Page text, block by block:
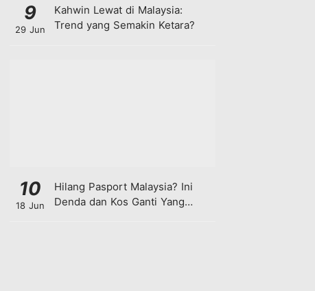
9
29 Jun
Kahwin Lewat di Malaysia:
Trend yang Semakin Ketara?
10
18 Jun
Hilang Pasport Malaysia? Ini
Denda dan Kos Ganti Yang